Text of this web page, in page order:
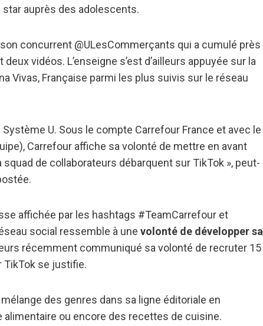
auprès des adolescents.
concurrent @ULesCommerçants qui a cumulé près
vidéos. L’enseigne s’est d’ailleurs appuyée sur la
Vivas, Française parmi les plus suivis sur le réseau
U. Sous le compte Carrefour France et avec le
Carrefour affiche sa volonté de mettre en avant
de collaborateurs débarquent sur TikTok », peut-
affichée par les hashtags #TeamCarrefour et
social ressemble à une volonté de développer sa
récemment communiqué sa volonté de recruter 15
TikTok se justifie.
des genres dans sa ligne éditoriale en
alimentaire ou encore des recettes de cuisine.